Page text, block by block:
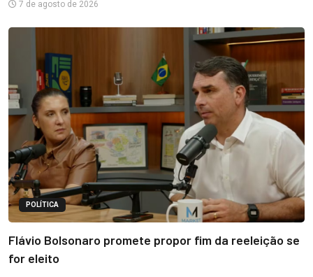
7 de agosto de 2026
POLÍTICA
Flávio Bolsonaro promete propor fim da reeleição se
for eleito